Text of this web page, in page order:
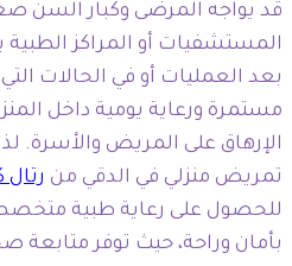
قد يواجه المرضى وكبار السن
المستشفيات أو المراكز
بعد العمليات أو في الحالات
مستمرة ورعاية يومية داخل
الإرهاق على المريض
تمريض منزلي في الدقي من رتال
للحصول على رعاية طبية
بأمان وراحة، حيث توفر متابعة